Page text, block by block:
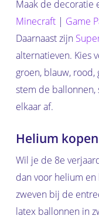
Maak de decoratie
Minecraft| Game
Daarnaast zijn
alternatieven. Kies
groen, blauw,
stem de
elkaar af.
Helium
Wil je de 8e
dan voor helium
zweven bij de
latex ballonnen in